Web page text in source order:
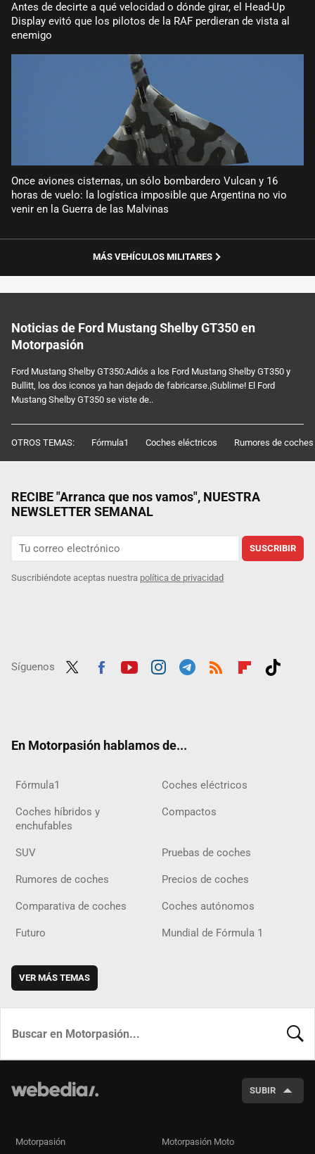
Antes de decirte a qué velocidad o dónde girar, el Head-Up
Display evitó que los pilotos de la RAF perdieran de vista al
enemigo
Once aviones cisternas, un sólo bombardero Vulcan y 16
horas de vuelo: la logística imposible que Argentina no vio
venir en la Guerra de las Malvinas
MÁS VEHÍCULOS MILITARES
Noticias de Ford Mustang Shelby GT350 en
Motorpasión
Ford Mustang Shelby GT350:Adiós a los Ford Mustang Shelby GT350 y
Bullitt, los dos iconos ya han dejado de fabricarse.¡Sublime! El Ford
Mustang Shelby GT350 se viste de..
OTROS TEMAS: Fórmula1 Coches eléctricos Rumores de coches
RECIBE "Arranca que nos vamos", NUESTRA
NEWSLETTER SEMANAL
SUSCRIBIR
Suscribiéndote aceptas nuestra política de privacidad
Síguenos
En Motorpasión hablamos de...
Fórmula1 Coches eléctricos
Coches híbridos y
enchufables
Compactos
SUV Pruebas de coches
Rumores de coches Precios de coches
Comparativa de coches Coches autónomos
Futuro Mundial de Fórmula 1
VER MÁS TEMAS
SUBIR
Motorpasión Motorpasión Moto